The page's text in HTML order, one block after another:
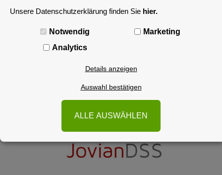
MENÜ
Unsere Datenschutzerklärung finden Sie hier.
Notwendig
Marketing
Analytics
Details anzeigen
Auswahl bestätigen
ALLE AUSWÄHLEN